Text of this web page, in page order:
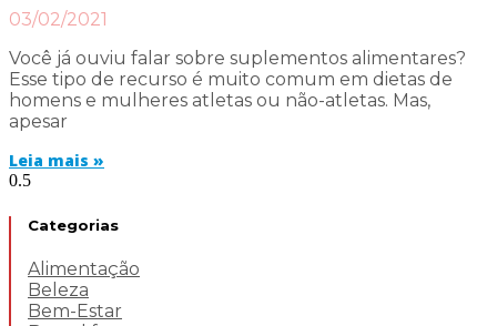
03/02/2021
Você já ouviu falar sobre suplementos alimentares?
Esse tipo de recurso é muito comum em dietas de
homens e mulheres atletas ou não-atletas. Mas,
apesar
Leia mais »
Categorias
Alimentação
Beleza
Bem-Estar